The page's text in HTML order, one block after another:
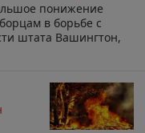
понижение
в борьбе с
штата Вашингтон,